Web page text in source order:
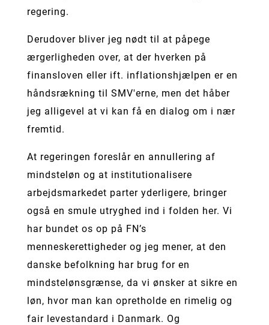
regering.
Derudover bliver jeg nødt til at påpege
ærgerligheden over, at der hverken på
finansloven eller ift. inflationshjælpen er en
håndsrækning til SMV'erne, men det håber
jeg alligevel at vi kan få en dialog om i nær
fremtid.
At regeringen foreslår en annullering af
mindsteløn og at institutionalisere
arbejdsmarkedet parter yderligere, bringer
også en smule utryghed ind i folden her. Vi
har bundet os op på FN’s
menneskerettigheder og jeg mener, at den
danske befolkning har brug for en
mindstelønsgrænse, da vi ønsker at sikre en
løn, hvor man kan opretholde en rimelig og
fair levestandard i Danmark. Og